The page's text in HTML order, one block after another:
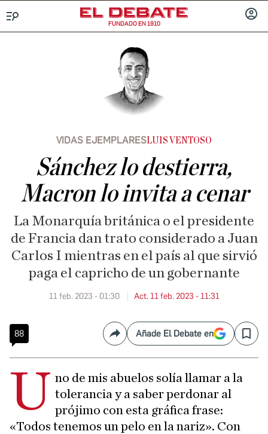
FUNDADO EN 1910
VIDAS EJEMPLARES LUIS VENTOSO
Sánchez lo destierra,
Macron lo invita a cenar
La Monarquía británica o el presidente
de Francia dan trato considerado a Juan
Carlos I mientras en el país al que sirvió
paga el capricho de un gobernante
11 feb. 2023 - 01:30 Act. 11 feb. 2023 - 11:31
88 CompartirAñade El Debate en Save
U no de mis abuelos solía llamar a la
tolerancia y a saber perdonar al
prójimo con esta gráfica frase:
«Todos tenemos un pelo en la nariz». Con